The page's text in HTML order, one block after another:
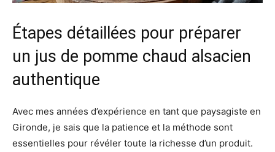
Étapes détaillées pour préparer
un jus de pomme chaud alsacien
authentique
Avec mes années d’expérience en tant que paysagiste en
Gironde, je sais que la patience et la méthode sont
essentielles pour révéler toute la richesse d’un produit.